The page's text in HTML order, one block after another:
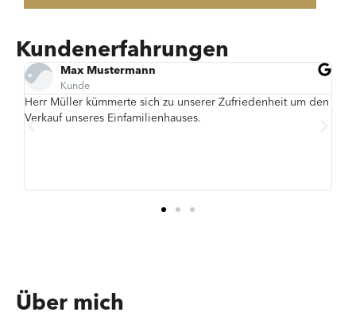
Kundenerfahrungen
Max Mustermann
Kunde
Herr Müller kümmerte sich zu unserer Zufriedenheit um den
Verkauf unseres Einfamilienhauses.
Über mich